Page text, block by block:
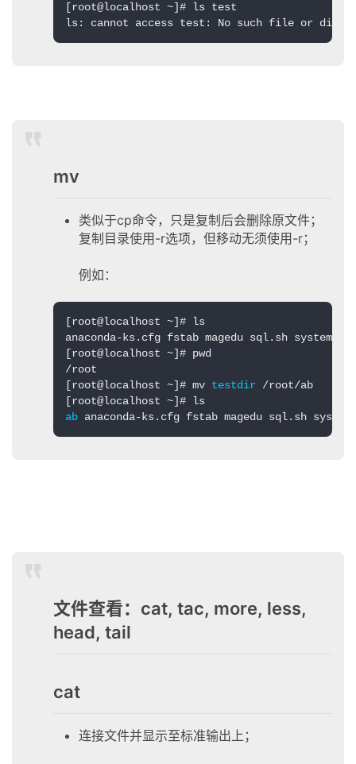
[root@localhost ~]# ls test
ls: cannot access test: No such file or
mv
类似于cp命令，只是复制后会删除原文件；
复制目录使用-r选项，但移动无须使用-r；
例如：
[root@localhost ~]# ls
anaconda-ks.cfg fstab magedu sql.sh system
[root@localhost ~]# pwd
/root
[root@localhost ~]# mv testdir /root/ab
ab anaconda-ks.cfg fstab magedu sql.sh
文件查看：cat, tac, more, less,
head, tail
cat
连接文件并显示至标准输出上；